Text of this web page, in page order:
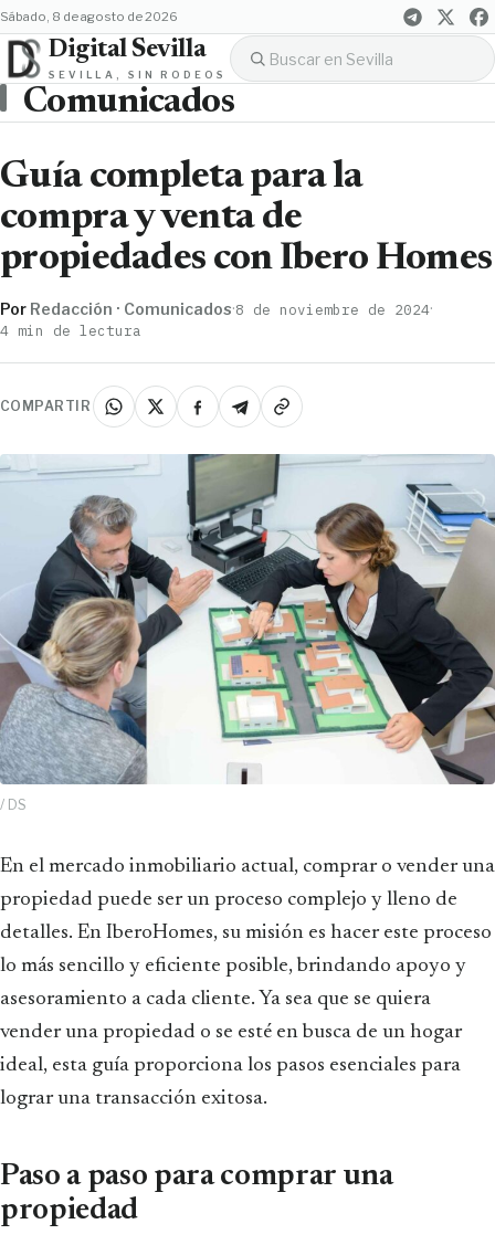
sábado, 8 de agosto de 2026
Digital Sevilla
SEVILLA, SIN RODEOS
Comunicados
Guía completa para la
compra y venta de
propiedades con Ibero Homes
Por Redacción · Comunicados·8 de noviembre de 2024·
4 min de lectura
COMPARTIR
/ DS
En el mercado inmobiliario actual, comprar o vender una
propiedad puede ser un proceso complejo y lleno de
detalles. En IberoHomes, su misión es hacer este proceso
lo más sencillo y eficiente posible, brindando apoyo y
asesoramiento a cada cliente. Ya sea que se quiera
vender una propiedad o se esté en busca de un hogar
ideal, esta guía proporciona los pasos esenciales para
lograr una transacción exitosa.
Paso a paso para comprar una
propiedad